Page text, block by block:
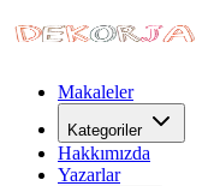
Makaleler
Kategoriler
Hakkımızda
Yazarlar